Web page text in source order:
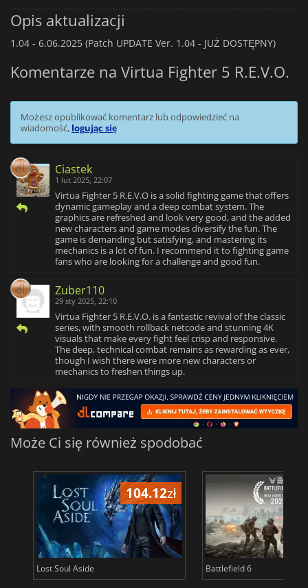
Opis aktualizacji
1.04 - 6.06.2025 (Patch UPDATE Ver. 1.04 - JUŻ DOSTĘPNY)
Komentarze na Virtua Fighter 5 R.E.V.O.
Możesz opublikować komentarz lub odpowiedzieć na
wiadomość, logując się
Ciastek
1 lut 2025, 22:07
Virtua Fighter 5 R.E.V.O is a solid fighting game that offers
dynamic gameplay and a deep combat system. The
graphics are refreshed and look very good, and the added
new characters and game modes diversify the fun. The
game is demanding but satisfying, and mastering its
mechanics is a lot of fun. I recommend it to fighting game
fans who are looking for a challenge and good fun.
Zuber110
29 sty 2025, 22:10
Virtua Fighter 5 R.E.V.O. is a fantastic revival of the classic
series, with smooth rollback netcode and stunning 4K
visuals that make every fight feel crisp and responsive.
The deep, technical combat remains as rewarding as ever,
though I wish there were more new characters or
mechanics to freshen things up.
Może Ci się również spodobać
104.12zł
Lost Soul Aside Battlefield 6